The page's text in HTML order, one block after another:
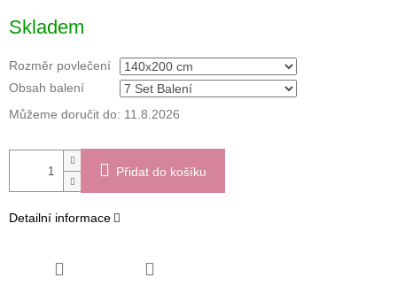
cena:
Skladem
Rozměr povlečení
Obsah balení
Můžeme doručit do: 11.8.2026
Přidat do košíku
Detailní informace